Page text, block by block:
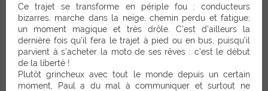
Ce trajet se transforme en périple fou : conducteurs
bizarres, marche dans la neige, chemin perdu et fatigue;
un moment magique et très drôle. C’est d’ailleurs la
dernière fois qu’il fera le trajet à pied ou en bus, puisqu’il
parvient à s’acheter la moto de ses rêves : c’est le début
de la liberté !
Plutôt grincheux avec tout le monde depuis un certain
moment, Paul a du mal à communiquer et surtout ne